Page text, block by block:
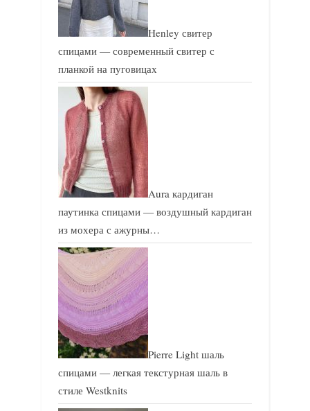
Henley свитер
спицами — современный свитер с
планкой на пуговицах
Aura кардиган
паутинка спицами — воздушный кардиган
из мохера с ажурны…
Pierre Light шаль
спицами — легкая текстурная шаль в
стиле Westknits